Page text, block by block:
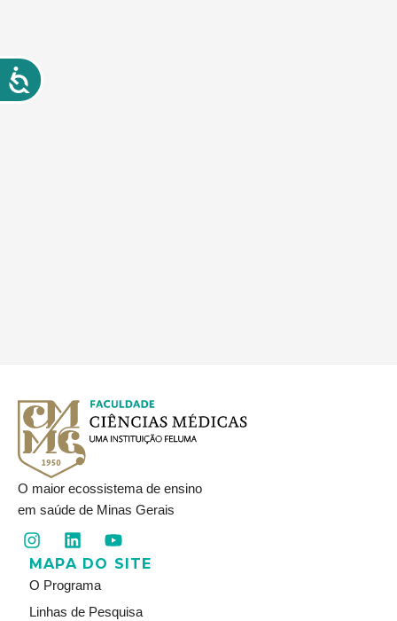
O maior ecossistema de ensino
em saúde de Minas Gerais
I
n
s
t
a
L
i
n
k
e
Y
o
u
u
MAPA DO SITE
O Programa
Linhas de Pesquisa